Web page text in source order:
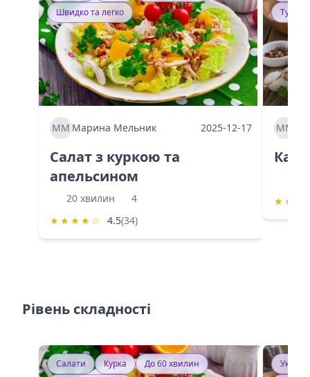
Швидко та легко
ММ Марина Мельник 2025-12-17
Салат з куркою та
апельсином
20 хвилин
4
★ ★ ★ ★ ☆ 4.5(34)
ММ
★ ★
Рівень складності
Салати Курка
До 60 хвилин